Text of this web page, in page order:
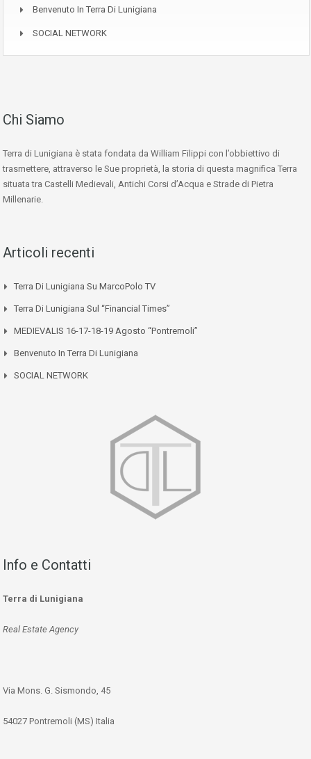
Benvenuto In Terra Di Lunigiana
SOCIAL NETWORK
Chi Siamo
Terra di Lunigiana è stata fondata da William Filippi con l’obbiettivo di
trasmettere, attraverso le Sue proprietà, la storia di questa magnifica Terra
situata tra Castelli Medievali, Antichi Corsi d’Acqua e Strade di Pietra
Millenarie.
Articoli recenti
Terra Di Lunigiana Su MarcoPolo TV
Terra Di Lunigiana Sul “Financial Times”
MEDIEVALIS 16-17-18-19 Agosto “Pontremoli”
Benvenuto In Terra Di Lunigiana
SOCIAL NETWORK
Info e Contatti
Terra di Lunigiana
Real Estate Agency
Via Mons. G. Sismondo, 45
54027 Pontremoli (MS) Italia